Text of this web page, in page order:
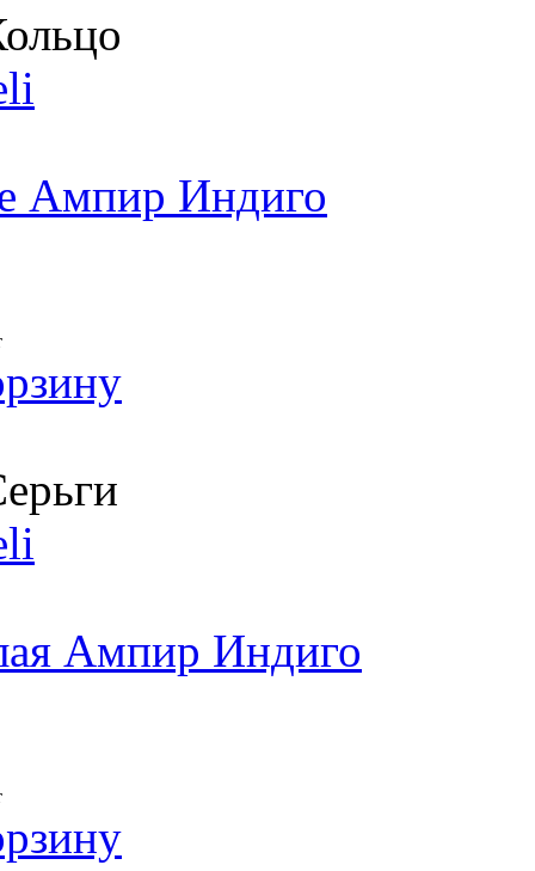
Ампир Индиго
Ампир Индиго